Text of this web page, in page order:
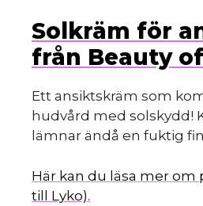
Solkräm för
från Beauty
Ett ansiktskräm som
hudvård med solskydd!
lämnar ändå en fuktig
Här kan du läsa mer
till Lyko).